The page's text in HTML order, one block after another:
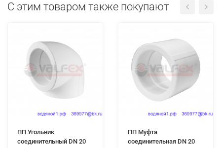
C этим товаром также покупают
ПП Угольник
соединительный DN 20
ПП Муфта
соединительная DN 20